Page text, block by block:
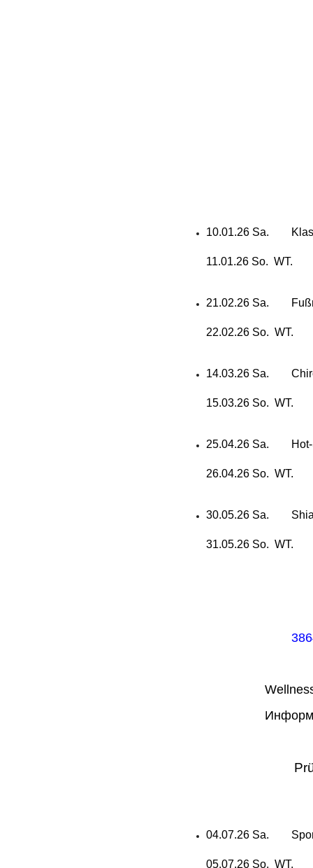
10.01.26 Sa.
11.01.26 So. WT.
21.02.26 Sa.
22.02.26 So. WT.
14.03.26 Sa.
15.03.26 So. WT.
25.04.26 Sa. Hot-
26.04.26 So. WT.
30.05.26 Sa.
31.05.26 So. WT.
04.07.26 Sa.
05.07.26 So. WT.